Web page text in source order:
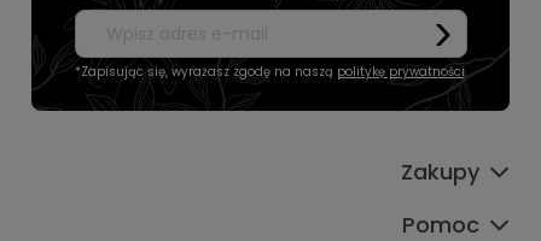
*Zapisując się, wyrażasz zgodę na naszą politykę prywatności.
Zakupy
Pomoc